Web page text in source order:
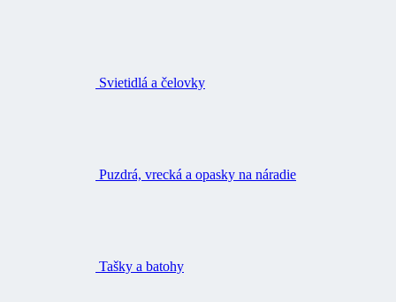
Svietidlá a čelovky
Puzdrá, vrecká a opasky na náradie
Tašky a batohy